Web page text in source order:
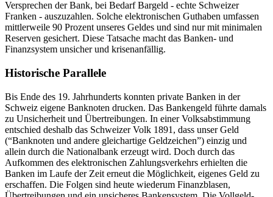
Versprechen der Bank, bei Bedarf Bargeld - echte Schweizer
Franken - auszuzahlen. Solche elektronischen Guthaben umfassen
mittlerweile 90 Prozent unseres Geldes und sind nur mit minimalen
Reserven gesichert. Diese Tatsache macht das Banken- und
Finanzsystem unsicher und krisenanfällig.
Historische Parallele
Bis Ende des 19. Jahrhunderts konnten private Banken in der
Schweiz eigene Banknoten drucken. Das Bankengeld führte damals
zu Unsicherheit und Übertreibungen. In einer Volksabstimmung
entschied deshalb das Schweizer Volk 1891, dass unser Geld
(“Banknoten und andere gleichartige Geldzeichen”) einzig und
allein durch die Nationalbank erzeugt wird. Doch durch das
Aufkommen des elektronischen Zahlungsverkehrs erhielten die
Banken im Laufe der Zeit erneut die Möglichkeit, eigenes Geld zu
erschaffen. Die Folgen sind heute wiederum Finanzblasen,